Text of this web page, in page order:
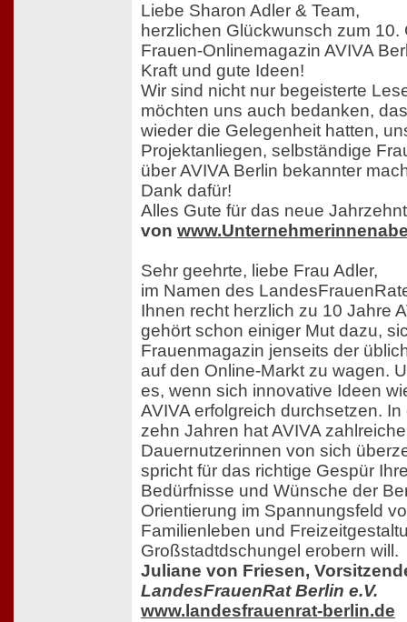
Liebe Sharon Adler & Team,
herzlichen Glückwunsch zum 10.
Frauen-Onlinemagazin AVIVA
Kraft und gute Ideen!
Wir sind nicht nur begeisterte
möchten uns auch bedanken,
wieder die Gelegenheit hatten,
Projektanliegen, selbständige
über AVIVA Berlin bekannter
Dank dafür!
Alles Gute für das neue
von
Sehr geehrte, liebe Frau Adler,
im Namen des
Ihnen recht herzlich zu 10 Jahre
gehört schon einiger Mut dazu,
Frauenmagazin jenseits der
auf den Online-Markt zu wagen.
es, wenn sich innovative Ideen
AVIVA erfolgreich durchsetzen.
zehn Jahren hat AVIVA
Dauernutzerinnen von sich
spricht für das richtige Gespür
Bedürfnisse und Wünsche der
Orientierung im Spannungsfeld
Familienleben und
Großstadtdschungel erobern will.
Juliane von Friesen,
LandesFrauenRat Berlin e.V.
www.landesfrauenrat-berlin.de